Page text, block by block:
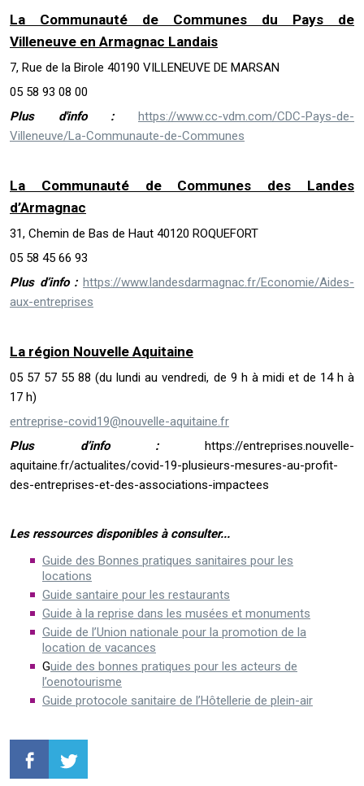
La Communauté de Communes du Pays de
Villeneuve en Armagnac Landais
7, Rue de la Birole 40190 VILLENEUVE DE MARSAN
05 58 93 08 00
Plus d'info :
https://www.cc-vdm.com/CDC-Pays-de-
Villeneuve/La-Communaute-de-Communes
La Communauté de Communes des Landes
d’Armagnac
31, Chemin de Bas de Haut 40120 ROQUEFORT
05 58 45 66 93
Plus d’info : https://www.landesdarmagnac.fr/Economie/Aides-
aux-entreprises
La région Nouvelle Aquitaine
05 57 57 55 88 (du lundi au vendredi, de 9 h à midi et de 14 h à
17 h)
entreprise-covid19@nouvelle-aquitaine.fr
Plus d’info : https://entreprises.nouvelle-
aquitaine.fr/actualites/covid-19-plusieurs-mesures-au-profit-
des-entreprises-et-des-associations-impactees
Les ressources disponibles à consulter...
Guide des Bonnes pratiques sanitaires pour les
locations
Guide santaire pour les restaurants
Guide à la reprise dans les musées et monuments
Guide de l’Union nationale pour la promotion de la
location de vacances
Guide des bonnes pratiques pour les acteurs de
l’oenotourisme
Guide protocole sanitaire de l’Hôtellerie de plein-air